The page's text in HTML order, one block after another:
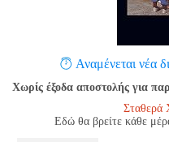
Αναμένεται νέα
Χωρίς έξοδα αποστολής για
Σταθερά
Εδώ θα βρείτε κάθε